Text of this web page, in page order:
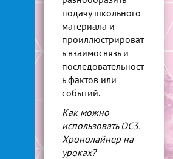
подачу школьного
материала и
проиллюстрироват
ь взаимосвязь и
последовательност
ь фактов или
событий.
Как можно
использовать ОС3.
Хронолайнер на
уроках?